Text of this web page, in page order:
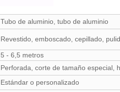
Tubo de aluminio, tubo de aluminio
Revestido, emboscado, cepillado,
5 - 6,5 metros
Perforada, corte de tamaño especial,
Estándar o personalizado